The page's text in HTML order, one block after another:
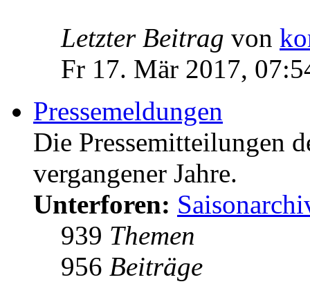
Letzter Beitrag von
Fr 17. Mär 2017,
Pressemeldungen
Die Pressemitteilungen
vergangener Jahre.
Unterforen:
939 Themen
956 Beiträge